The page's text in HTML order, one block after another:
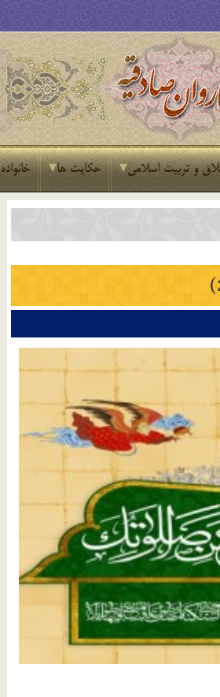
و تربیت اسلامی حکایت ها خانواده